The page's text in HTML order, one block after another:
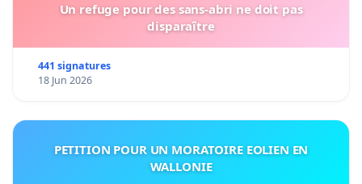
Un refuge pour des sans-abri ne doit pas
disparaître
441 signatures
18 Jun 2026
PETITION POUR UN MORATOIRE EOLIEN EN
WALLONIE